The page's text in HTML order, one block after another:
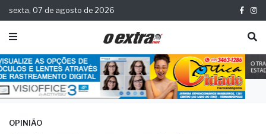
sexta, 07 de agosto de 2026
Artigo: Os quatro balanços